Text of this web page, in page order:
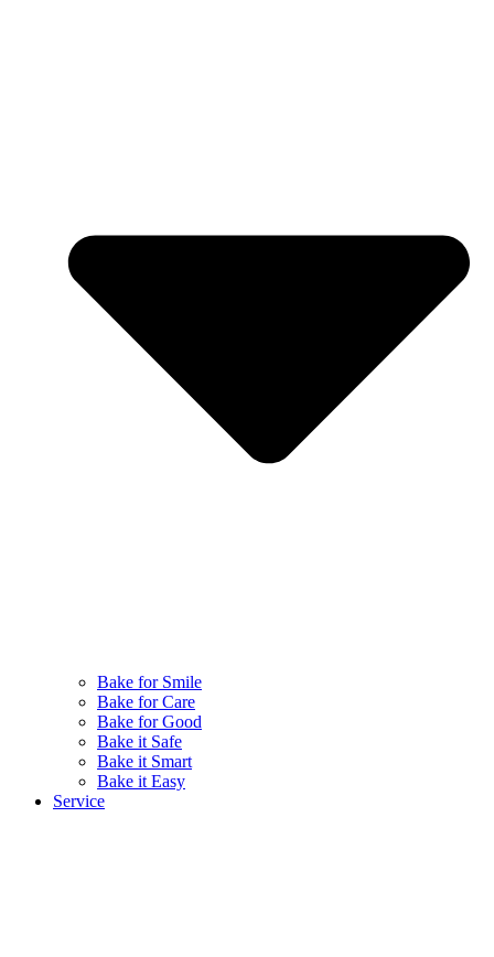
Bake for Smile
Bake for Care
Bake for Good
Bake it Safe
Bake it Smart
Bake it Easy
Service